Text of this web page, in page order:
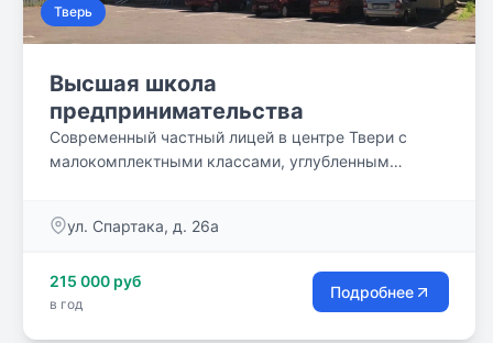
Тверь
Высшая школа
предпринимательства
Современный частный лицей в центре Твери с
малокомплектными классами, углубленным
ул. Спартака, д. 26а
215 000 руб
в год
Подробнее